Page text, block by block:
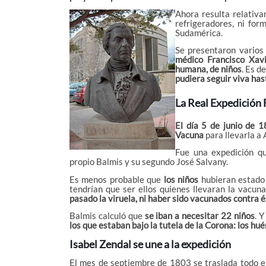
Ahora resulta
refrigeradores, ni
Sudamérica.
Se presentaron
médico Francisco
humana, de niños. Es
pudiera seguir viva
La Real
El día 5 de junio de
Vacuna para llevarla a
Fue una expedición
propio Balmis y su segundo José Salvany.
Es menos probable que los niños hubieran
tendrían que ser ellos quienes llevaran la
pasado la viruela, ni haber sido vacunados contra
Balmis calculó que se iban a necesitar 22 niños.
los que estaban bajo la tutela de la Corona: los
Isabel Zendal se une a la expedición
El mes de septiembre de 1803 se traslada todo